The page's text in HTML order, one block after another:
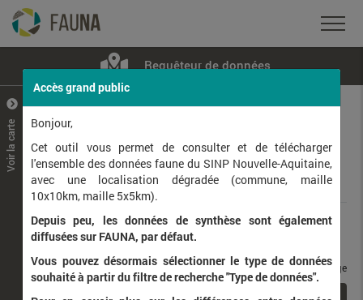
Requêteur de données
+
–
Voir la carte
Données
Rang taxonomique :
taxons / page
Accès grand public
Bonjour,
Cet outil vous permet de consulter et de télécharger
l'ensemble des données faune du SINP Nouvelle-Aquitaine,
avec une localisation dégradée (commune, maille
10x10km, maille 5x5km).
Depuis peu, les données de synthèse sont également
diffusées sur FAUNA, par défaut.
Vous pouvez désormais sélectionner le type de données
souhaité à partir du filtre de recherche "Type de données".